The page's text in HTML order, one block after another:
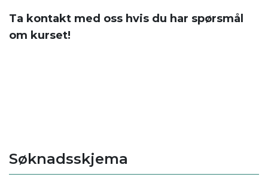
Ta kontakt med oss hvis du har spørsmål
om kurset!
Søknadsskjema